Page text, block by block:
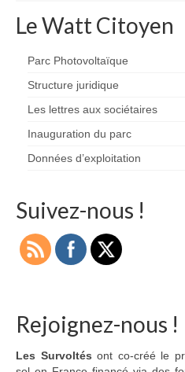
Le Watt Citoyen
Parc Photovoltaïque
Structure juridique
Les lettres aux sociétaires
Inauguration du parc
Données d’exploitation
Suivez-nous !
Rejoignez-nous !
Les Survoltés ont co-créé le